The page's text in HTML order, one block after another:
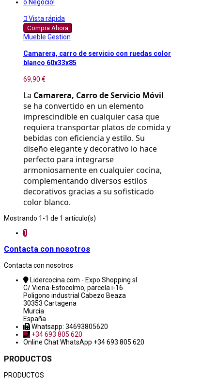
 Vista rápida
Compra Ahora
Mueble Gestion
Camarera, carro de servicio con ruedas color
blanco 60x33x85
69,90 €
La Camarera, Carro de Servicio Móvil
se ha convertido en un elemento
imprescindible en cualquier casa que
requiera transportar platos de comida y
bebidas con eficiencia y estilo. Su
diseño elegante y decorativo lo hace
perfecto para integrarse
armoniosamente en cualquier cocina,
complementando diversos estilos
decorativos gracias a su sofisticado
color blanco.
Mostrando 1-1 de 1 artículo(s)
1
Contacta con nosotros
Contacta con nosotros
Lidercocina.com - Expo Shopping sl
C/ Viena-Estocolmo, parcela i-16
Poligono industrial Cabezo Beaza
30353 Cartagena
Murcia
España
Whatsapp: 34693805620
+34 693 805 620
Online ChatWhatsApp +34 693 805 620
PRODUCTOS
PRODUCTOS